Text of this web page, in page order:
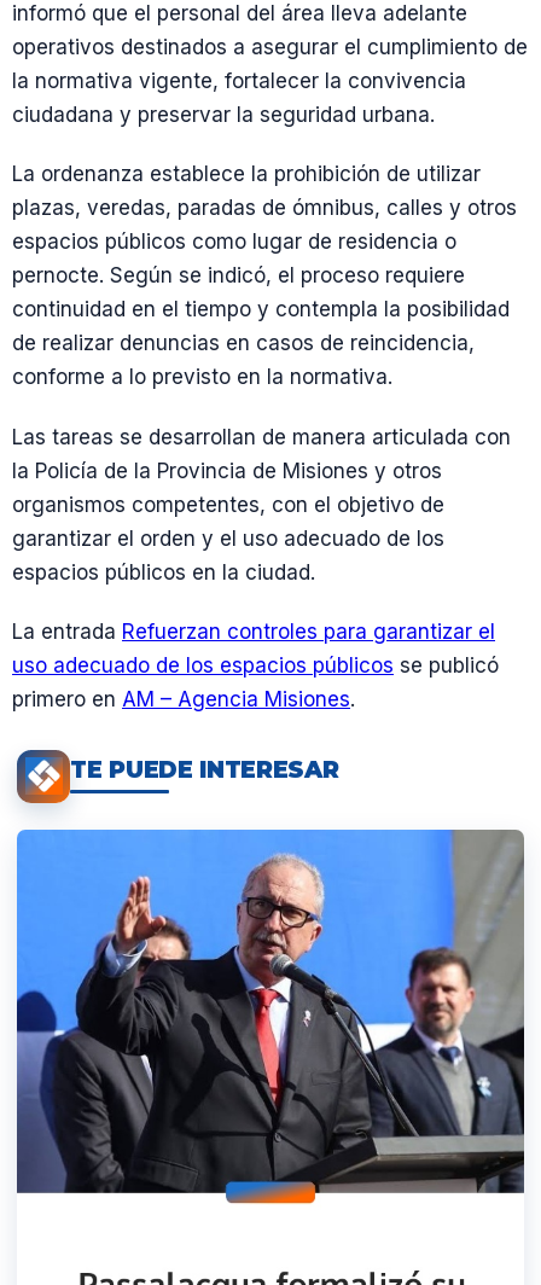
informó que el personal del área lleva adelante
operativos destinados a asegurar el cumplimiento de
la normativa vigente, fortalecer la convivencia
ciudadana y preservar la seguridad urbana.
La ordenanza establece la prohibición de utilizar
plazas, veredas, paradas de ómnibus, calles y otros
espacios públicos como lugar de residencia o
pernocte. Según se indicó, el proceso requiere
continuidad en el tiempo y contempla la posibilidad
de realizar denuncias en casos de reincidencia,
conforme a lo previsto en la normativa.
Las tareas se desarrollan de manera articulada con
la Policía de la Provincia de Misiones y otros
organismos competentes, con el objetivo de
garantizar el orden y el uso adecuado de los
espacios públicos en la ciudad.
La entrada Refuerzan controles para garantizar el
uso adecuado de los espacios públicos se publicó
primero en AM – Agencia Misiones.
TE PUEDE INTERESAR